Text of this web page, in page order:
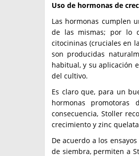
Uso de hormonas de
Las hormonas cumplen
de las mismas; por lo
citocininas (cruciales en
son producidas
habitual, y su aplicación
del cultivo.
Es claro que, para un
hormonas
consecuencia, Stoller
crecimiento y zinc
De acuerdo a los
de siembra, permiten a